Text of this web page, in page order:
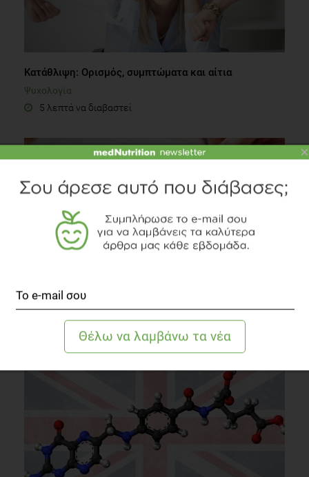
Κατάθλιψη: Ορισμός, συμπτώματα και αίτια
Ψυχολογία
5 λεπτά να διαβαστεί
Ζωικό βούτυρο ή φυτική μαργαρίνη στο ψωμί σας;
Διατροφή
1 λεπτό να διαβαστεί
×